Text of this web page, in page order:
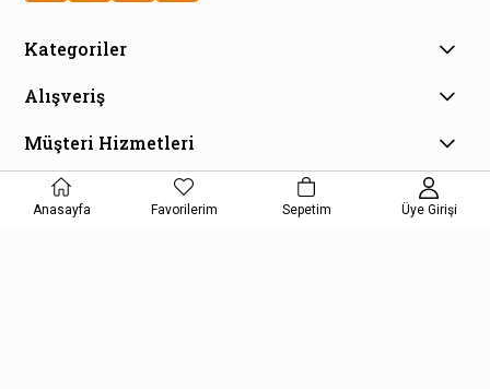
Kategoriler
Alışveriş
Müşteri Hizmetleri
E-Bülten Aboneliği
Kampanya ve fırsatlardan haberdar olmak için e-bültenimize
Anasayfa Favorilerim Sepetim Üye Girişi